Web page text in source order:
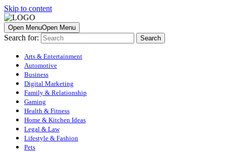
Skip to content
Open MenuOpen Menu
Search for:
Arts & Entertainment
Automotive
Business
Digital Marketing
Family & Relationship
Gaming
Health & Fitness
Home & Kitchen Ideas
Legal & Law
Lifestyle & Fashion
Pets